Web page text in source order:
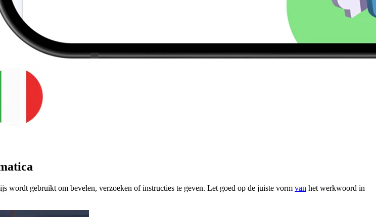
wordt gebruikt om bevelen, verzoeken of instructies te geven. Let goed op de juiste vorm van het werkwoord in